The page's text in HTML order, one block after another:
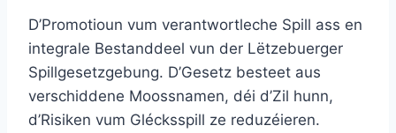
D’Promotioun vum verantwortleche Spill ass en
integrale Bestanddeel vun der Lëtzebuerger
Spillgesetzgebung. D’Gesetz besteet aus
verschiddene Moossnamen, déi d’Zil hunn,
d’Risiken vum Glécksspill ze reduzéieren.